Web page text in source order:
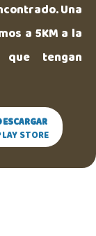
Una
a 5KM a la
tengan
STORE